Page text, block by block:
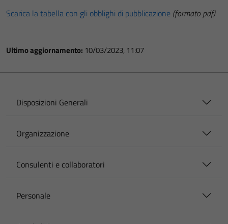
Scarica la tabella con gli obblighi di pubblicazione (formato pdf)
Ultimo aggiornamento: 10/03/2023, 11:07
Disposizioni Generali
Organizzazione
Consulenti e collaboratori
Personale